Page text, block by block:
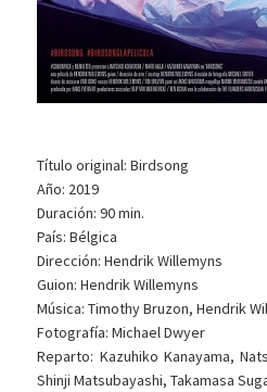
Título original: Birdsong
Año: 2019
Duración: 90 min.
País: Bélgica
Dirección: Hendrik Willemyns
Guion: Hendrik Willemyns
Música: Timothy Bruzon, Hendrik
Fotografía: Michael Dwyer
Reparto: Kazuhiko Kanayama,
Shinji Matsubayashi, Takamasa